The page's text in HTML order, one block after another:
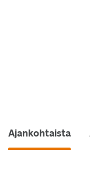
Ajankohtaista